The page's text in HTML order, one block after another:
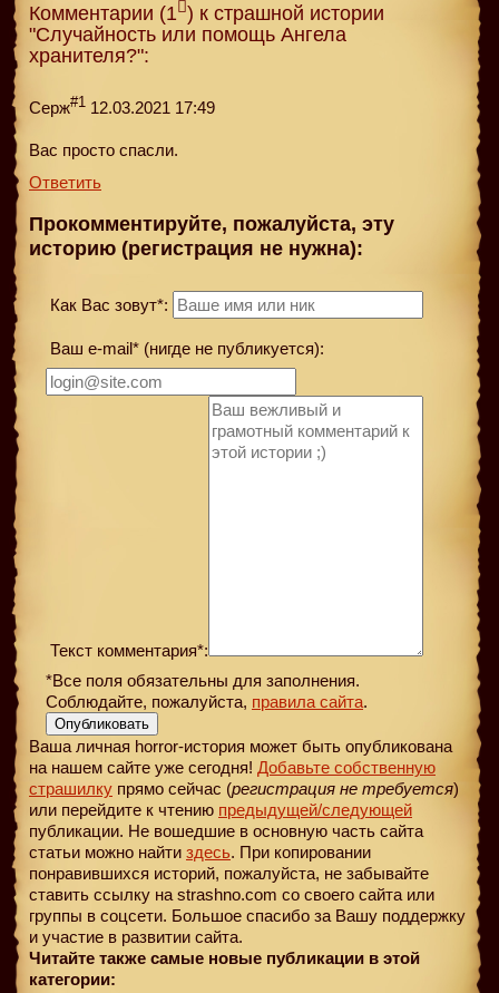
Комментарии (1 ) к страшной истории
"Случайность или помощь Ангела
хранителя?":
Серж#1 12.03.2021 17:49
Вас просто спасли.
Ответить
Прокомментируйте, пожалуйста, эту
историю (регистрация не нужна):
Как Вас зовут*:
Ваш e-mail* (нигде не публикуется):
Текст комментария*:
*Все поля обязательны для заполнения.
Соблюдайте, пожалуйста, правила сайта.
Опубликовать
Ваша личная horror-история может быть опубликована
на нашем сайте уже сегодня! Добавьте собственную
страшилку прямо сейчас (регистрация не требуется)
или перейдите к чтению предыдущей/следующей
публикации. Не вошедшие в основную часть сайта
статьи можно найти здесь. При копировании
понравившихся историй, пожалуйста, не забывайте
ставить ссылку на strashno.com со своего сайта или
группы в соцсети. Большое спасибо за Вашу поддержку
и участие в развитии сайта.
Читайте также самые новые публикации в этой
категории: